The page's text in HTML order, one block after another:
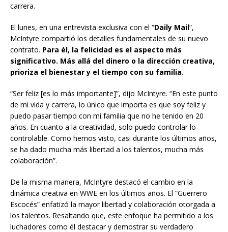
carrera.
El lunes, en una entrevista exclusiva con el “Daily Mail“,
McIntyre compartió los detalles fundamentales de su nuevo
contrato. Para él, la felicidad es el aspecto más
significativo. Más allá del dinero o la dirección creativa,
prioriza el bienestar y el tiempo con su familia.
“Ser feliz [es lo más importante]”, dijo McIntyre. “En este punto
de mi vida y carrera, lo único que importa es que soy feliz y
puedo pasar tiempo con mi familia que no he tenido en 20
años. En cuanto a la creatividad, solo puedo controlar lo
controlable. Como hemos visto, casi durante los últimos años,
se ha dado mucha más libertad a los talentos, mucha más
colaboración”.
De la misma manera, McIntyre destacó el cambio en la
dinámica creativa en WWE en los últimos años. El “Guerrero
Escocés” enfatizó la mayor libertad y colaboración otorgada a
los talentos. Resaltando que, este enfoque ha permitido a los
luchadores como él destacar y demostrar su verdadero